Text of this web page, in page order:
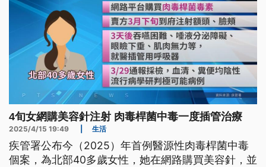
4旬女網購美容針注射 肉毒桿菌中毒一度插管治療
2025/4/15 19:49 生活
疾管署公布今（2025）年首例醫源性肉毒桿菌中毒
個案，為北部40多歲女性，她在網路購買美容針，並